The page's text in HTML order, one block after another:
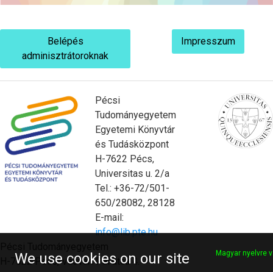
Belépés
adminisztrátoroknak
Impresszum
Pécsi
Tudományegyetem
Egyetemi Könyvtár
és Tudásközpont
H-7622 Pécs,
Universitas u. 2/a
Tel.: +36-72/501-
650/28082, 28128
E-mail:
info@lib.pte.hu
H-7622 Pécs, Vasvári Pál utca 4.
We use cookies on our site Magyar nyelvre